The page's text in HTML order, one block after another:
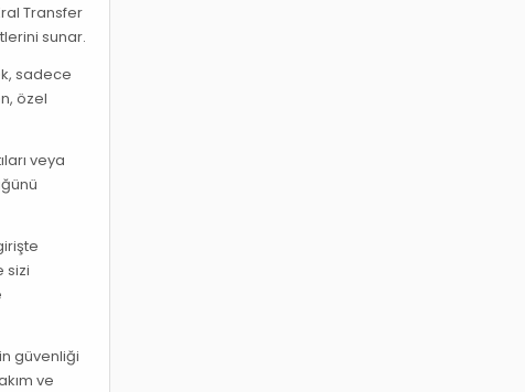
Transfer
sunar.
sadece
özel
veya
sizi
güvenliği
ve